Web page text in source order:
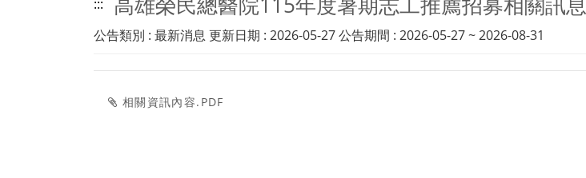
:::
公告類別 : 最新消息 更新日期 : 2026-05-27 公告期間 : 2026-05-27 ~ 2026-08-31
相關資訊內容.PDF